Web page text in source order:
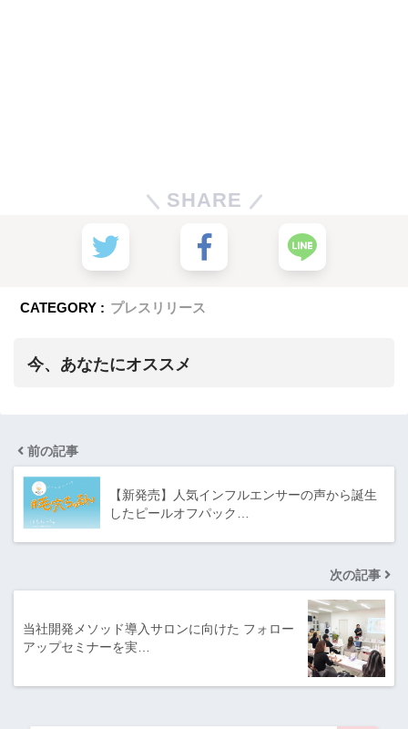
SHARE
CATEGORY : プレスリリース
今、あなたにオススメ
前の記事
【新発売】人気インフルエンサーの声から誕生
したピールオフパック…
次の記事
当社開発メソッド導入サロンに向けた フォロー
アップセミナーを実…